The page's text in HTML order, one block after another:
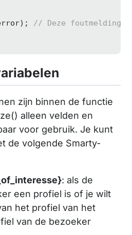
// Deze foutmelding
zijn binnen de functie
alleen velden en
voor gebruik. Je kunt
de volgende Smarty-
: als de
een profiel is of je wilt
het profiel van het
van de bezoeker